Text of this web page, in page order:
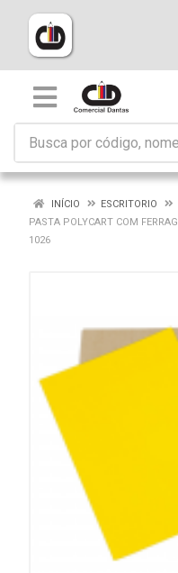
INÍCIO ESCRITORIO
PASTA POLYCART COM
1026